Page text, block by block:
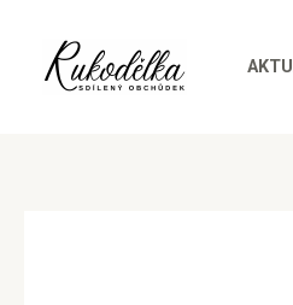
obsah